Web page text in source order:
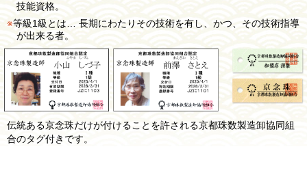
技能資格。
等級1級とは… 長期にわたりその技術を有し、かつ、その技術指導
が出来る者。
伝統ある京念珠だけが付けることを許される京都珠数製造卸協同組
合のタグ付きです。